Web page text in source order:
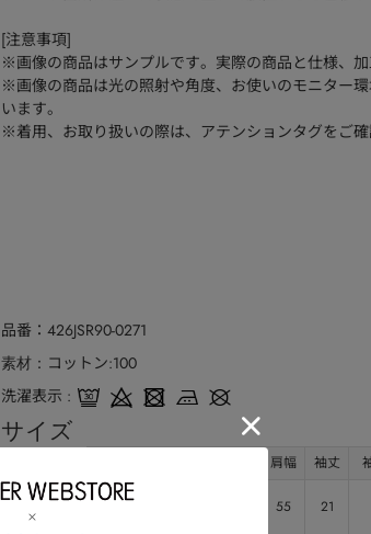
[注意事項]
※画像の商品はサンプルです。実際の商品と仕様、加
※画像の商品は光の照射や角度、お使いのモニター
います。
※着用、お取り扱いの際は、アテンションタグをご確
品番 426JSR90-0271
素材
コットン:100
洗濯表示
サイズ
肩幅 袖丈
M 55 21